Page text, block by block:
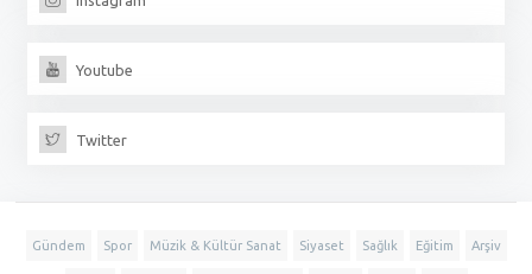
Youtube
Twitter
Gündem Spor Müzik & Kültür Sanat Siyaset Sağlık Eğitim Arşiv